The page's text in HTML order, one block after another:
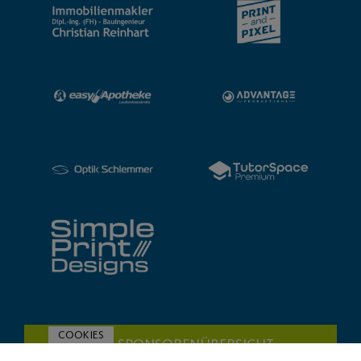
ZUR SPONSORENÜBERSICHT
COOKIES